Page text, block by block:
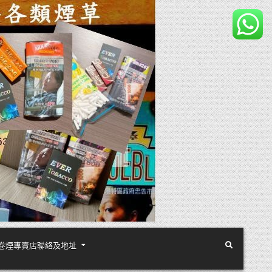
卷煙專賣店聯絡及地址